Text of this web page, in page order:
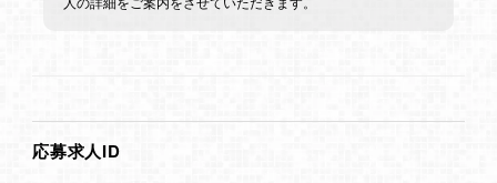
応募求人ID